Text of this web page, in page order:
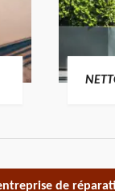
de